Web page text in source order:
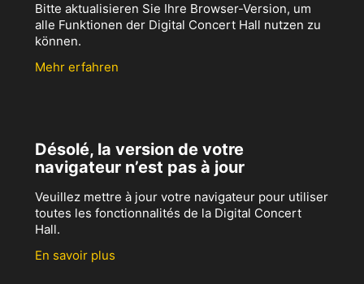
Bitte aktualisieren Sie Ihre Browser-Version, um
alle Funktionen der Digital Concert Hall nutzen zu
können.
Mehr erfahren
Désolé, la version de votre
navigateur n’est pas à jour
Veuillez mettre à jour votre navigateur pour utiliser
toutes les fonctionnalités de la Digital Concert
Hall.
En savoir plus